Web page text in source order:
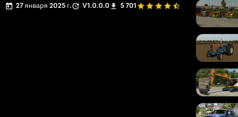
27 января 2025 г. V1.0.0.0 5 701